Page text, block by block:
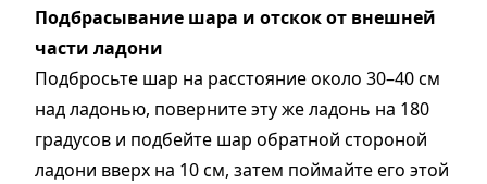
Подбрасывание шара и отскок от внешней
части ладони
Подбросьте шар на расстояние около 30–40 см
над ладонью, поверните эту же ладонь на 180
градусов и подбейте шар обратной стороной
ладони вверх на 10 см, затем поймайте его этой